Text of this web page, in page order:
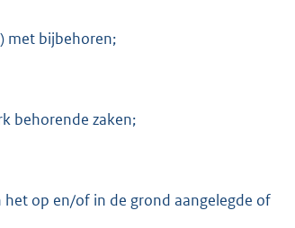
met bijbehoren;
behorende zaken;
op en/of in de grond aangelegde of